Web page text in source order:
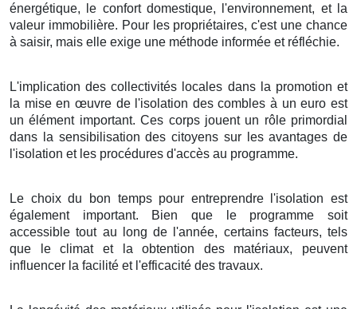
énergétique, le confort domestique, l'environnement, et la
valeur immobilière. Pour les propriétaires, c'est une chance
à saisir, mais elle exige une méthode informée et réfléchie.
L'implication des collectivités locales dans la promotion et
la mise en œuvre de l'isolation des combles à un euro est
un élément important. Ces corps jouent un rôle primordial
dans la sensibilisation des citoyens sur les avantages de
l'isolation et les procédures d'accès au programme.
Le choix du bon temps pour entreprendre l'isolation est
également important. Bien que le programme soit
accessible tout au long de l'année, certains facteurs, tels
que le climat et la obtention des matériaux, peuvent
influencer la facilité et l'efficacité des travaux.